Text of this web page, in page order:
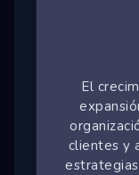
El
clientes y